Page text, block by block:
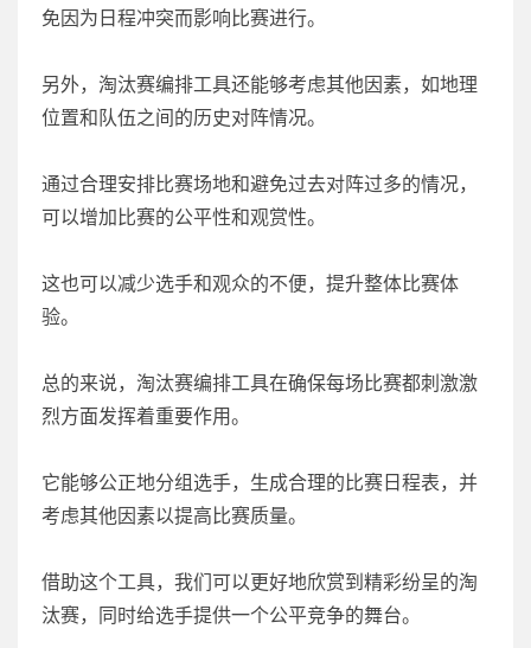
免因为日程冲突而影响比赛进行。
另外，淘汰赛编排工具还能够考虑其他因素，如地理
位置和队伍之间的历史对阵情况。
通过合理安排比赛场地和避免过去对阵过多的情况，
可以增加比赛的公平性和观赏性。
这也可以减少选手和观众的不便，提升整体比赛体
验。
总的来说，淘汰赛编排工具在确保每场比赛都刺激激
烈方面发挥着重要作用。
它能够公正地分组选手，生成合理的比赛日程表，并
考虑其他因素以提高比赛质量。
借助这个工具，我们可以更好地欣赏到精彩纷呈的淘
汰赛，同时给选手提供一个公平竞争的舞台。